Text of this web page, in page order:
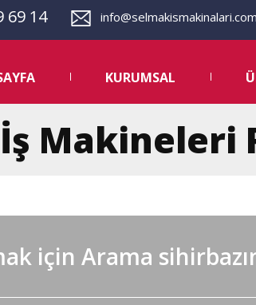
69 14 info@selmakismakinalari.com
KURUMSAL
Makineleri
için Arama